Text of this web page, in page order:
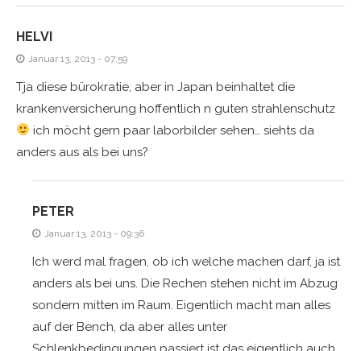
HELVI
Januar 13, 2013 - 07:59
Tja diese bürokratie, aber in Japan beinhaltet die
krankenversicherung hoffentlich n guten strahlenschutz
ich möcht gern paar laborbilder sehen… siehts da
anders aus als bei uns?
PETER
Januar 13, 2013 - 09:36
Ich werd mal fragen, ob ich welche machen darf, ja ist
anders als bei uns. Die Rechen stehen nicht im Abzug
sondern mitten im Raum. Eigentlich macht man alles
auf der Bench, da aber alles unter